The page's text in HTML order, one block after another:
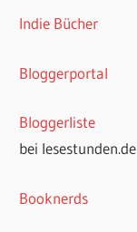
Indie Bücher
Bloggerportal
Bloggerliste
bei lesestunden.de
Booknerds